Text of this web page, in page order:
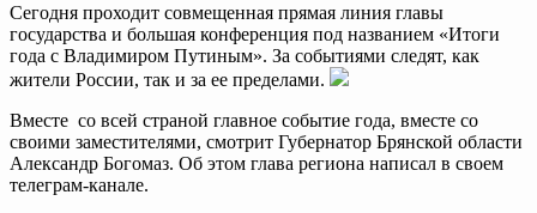
Сегодня проходит совмещенная прямая линия главы
государства и большая конференция под названием «Итоги
года с Владимиром Путиным». За событиями следят, как
жители России, так и за ее пределами.
Вместе со всей страной главное событие года, вместе со
своими заместителями, смотрит Губернатор Брянской области
Александр Богомаз. Об этом глава региона написал в своем
телеграм-канале.